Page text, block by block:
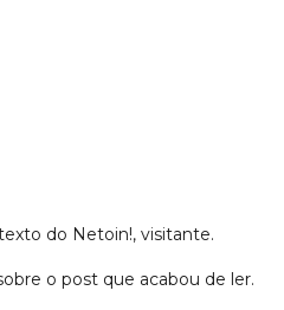
do Netoin!, visitante.
o post que acabou de ler.